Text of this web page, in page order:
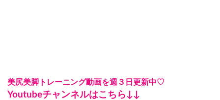
美尻美脚トレーニング動画を週３日更新中♡
Youtubeチャンネルはこちら↓↓